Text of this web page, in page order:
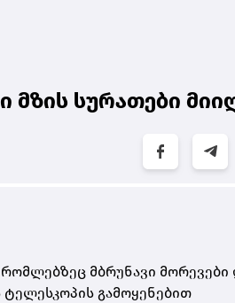
სურათები
მბრუნავი მორევები
ტელესკოპის გამოყენებით